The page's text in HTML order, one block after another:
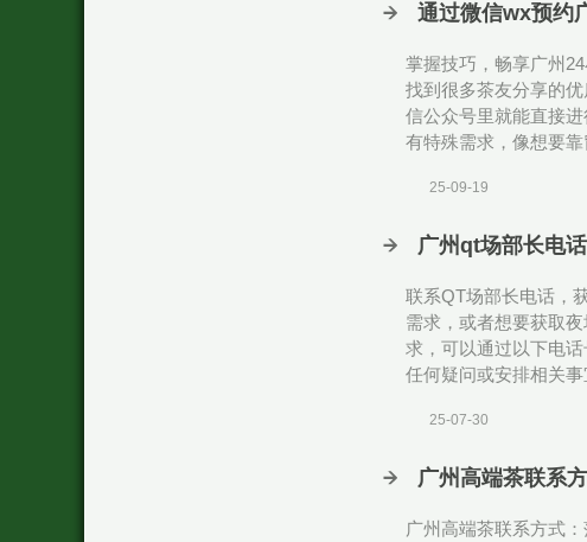
通过微信wx预约
掌握技巧，畅享广州
找到很多茶友分享的
信公众号里就能直接
有特殊需求，像想要
25-09-19
广州qt场部长电
联系QT场部长电话，
需求，或者想要获取
求，可以通过以下电
任何疑问或安排相关
25-07-30
广州高端茶联系
广州高端茶联系方式